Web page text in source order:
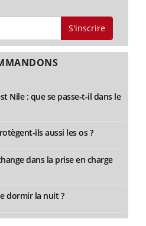
S'inscrire
Nile : que se passe-t-il dans le
ils aussi les os ?
dans la prise en charge
dormir la nuit ?